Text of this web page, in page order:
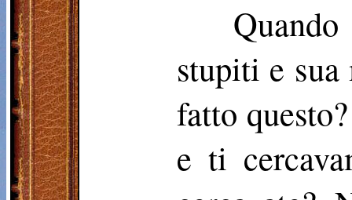
stupiti e
fatto
e ti